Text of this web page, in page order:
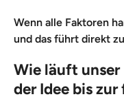
Wenn alle Faktoren
und das führt direkt
Wie läuft unser
der Idee bis